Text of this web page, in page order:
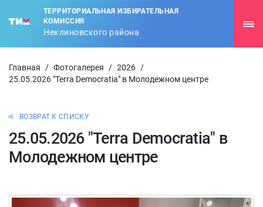
ТЕРРИТОРИАЛЬНАЯ ИЗБИРАТЕЛЬНАЯ
КОМИССИЯ
Неклиновского района
Главная / Фотогалерея / 2026 /
25.05.2026 "Terra Democratia" в Молодежном центре
ВОЗВРАТ К СПИСКУ
25.05.2026 "Terra Democratia" в
Молодежном центре